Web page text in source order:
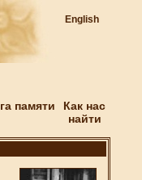
English
памяти
Как нас
найти